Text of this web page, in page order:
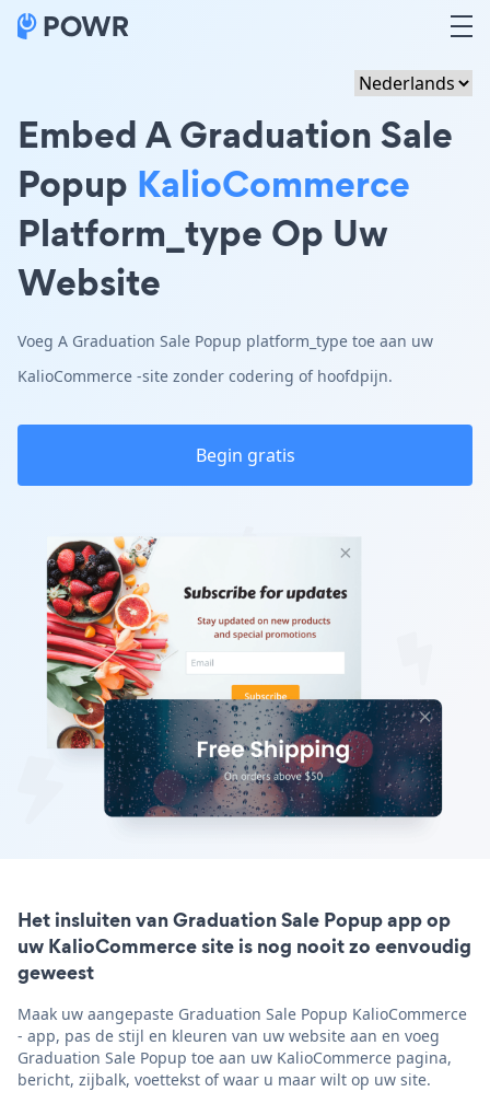
Embed A Graduation Sale
Popup KalioCommerce
Platform_type Op Uw
Website
Voeg A Graduation Sale Popup platform_type toe aan uw
KalioCommerce -site zonder codering of hoofdpijn.
Begin gratis
Het insluiten van Graduation Sale Popup app op
uw KalioCommerce site is nog nooit zo eenvoudig
geweest
Maak uw aangepaste Graduation Sale Popup KalioCommerce
- app, pas de stijl en kleuren van uw website aan en voeg
Graduation Sale Popup toe aan uw KalioCommerce pagina,
bericht, zijbalk, voettekst of waar u maar wilt op uw site.